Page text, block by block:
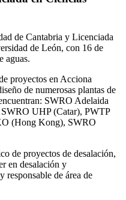
de Cantabria y Licenciada
de León, con 16 de
aguas.
proyectos en Acciona
de numerosas plantas de
SWRO Adelaida
UHP (Catar), PWTP
(Hong Kong), SWRO
de proyectos de desalación,
en desalación y
responsable de área de